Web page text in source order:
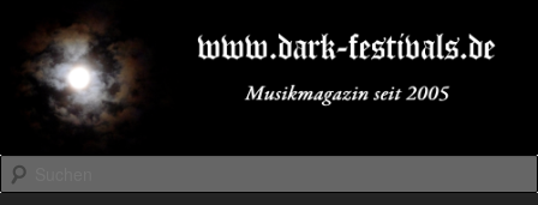
primären
Inhalt
springen
sekundären
Inhalt
springenDARK-FESTIVALS.DE
Suchen